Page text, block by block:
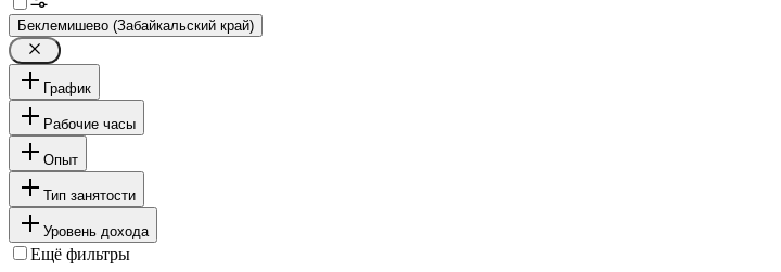
Беклемишево (Забайкальский край)
График
Рабочие часы
Опыт
Тип занятости
Уровень дохода
Ещё фильтры